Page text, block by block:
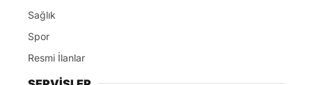
Sağlık
Spor
Resmi İlanlar